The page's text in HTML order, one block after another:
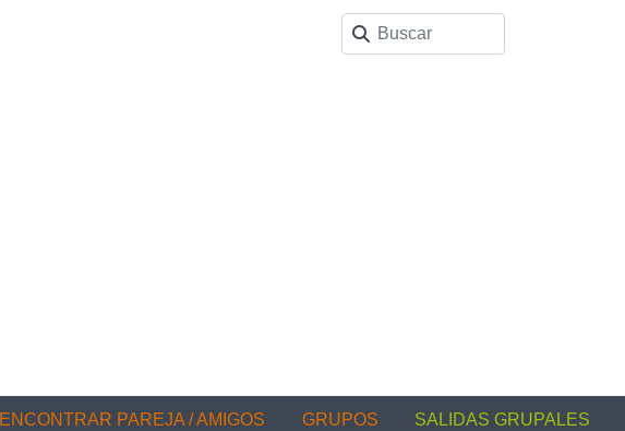
ENCONTRAR PAREJA / AMIGOS GRUPOS SALIDAS GRUPALES